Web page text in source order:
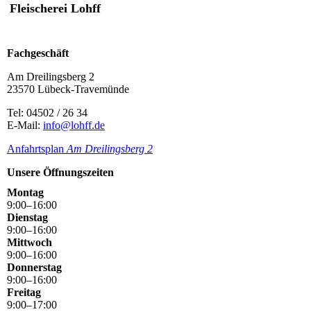
Fleischerei Lohff
Fachgeschäft
Am Dreilingsberg 2
23570 Lübeck-Travemünde
Tel: 04502 / 26 34
E-Mail: info@lohff.de
Anfahrtsplan Am Dreilingsberg 2
Unsere Öffnungszeiten
Montag
9:00–16:00
Dienstag
9:00–16:00
Mittwoch
9:00–16:00
Donnerstag
9:00–16:00
Freitag
9:00–17:00